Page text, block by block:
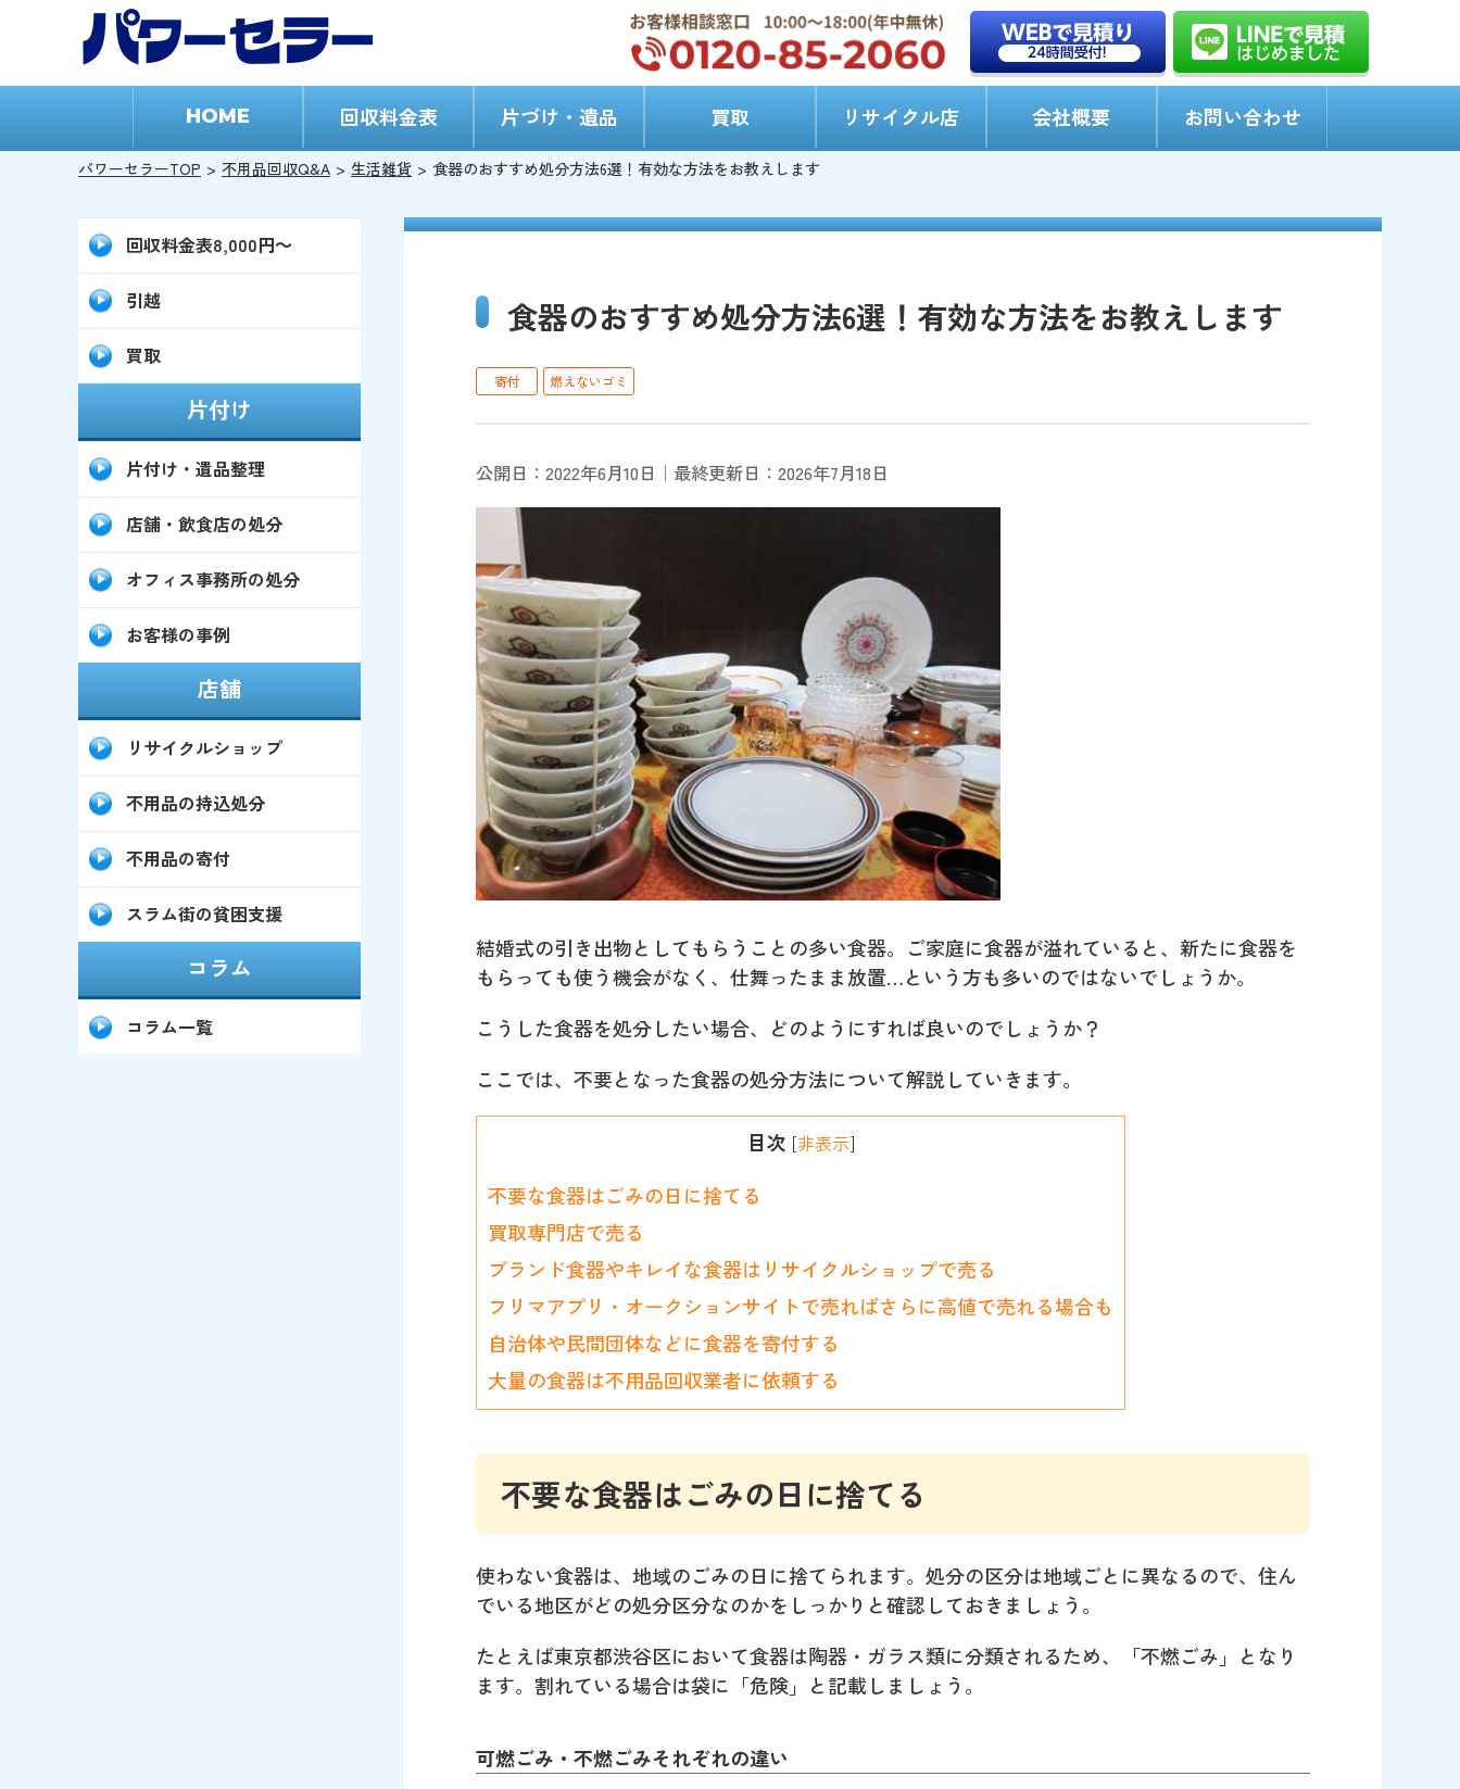
HOME 回収料金表 片づけ・遺品 買取 リサイクル店 会社概要 お問い合わせ
パワーセラーTOP 不用品回収Q&A 生活雑貨 食器のおすすめ処分方法6選！有効な方法をお教えします
食器のおすすめ処分方法6選！有効な方法をお教えします
寄付 燃えないゴミ
公開日：2022年6月10日｜最終更新日：2026年7月18日
結婚式の引き出物としてもらうことの多い食器。ご家庭に食器が溢れていると、新たに食器を
もらっても使う機会がなく、仕舞ったまま放置…という方も多いのではないでしょうか。
こうした食器を処分したい場合、どのようにすれば良いのでしょうか？
ここでは、不要となった食器の処分方法について解説していきます。
目次 [非表示]
不要な食器はごみの日に捨てる
買取専門店で売る
ブランド食器やキレイな食器はリサイクルショップで売る
フリマアプリ・オークションサイトで売ればさらに高値で売れる場合も
自治体や民間団体などに食器を寄付する
大量の食器は不用品回収業者に依頼する
不要な食器はごみの日に捨てる
使わない食器は、地域のごみの日に捨てられます。処分の区分は地域ごとに異なるので、住ん
でいる地区がどの処分区分なのかをしっかりと確認しておきましょう。
たとえば東京都渋谷区において食器は陶器・ガラス類に分類されるため、「不燃ごみ」となり
ます。割れている場合は袋に「危険」と記載しましょう。
可燃ごみ・不燃ごみそれぞれの違い
回収料金表8,000円～
引越
買取
片付け
片付け・遺品整理
店舗・飲食店の処分
オフィス事務所の処分
お客様の事例
店舗
リサイクルショップ
不用品の持込処分
不用品の寄付
スラム街の貧困支援
コラム
コラム一覧